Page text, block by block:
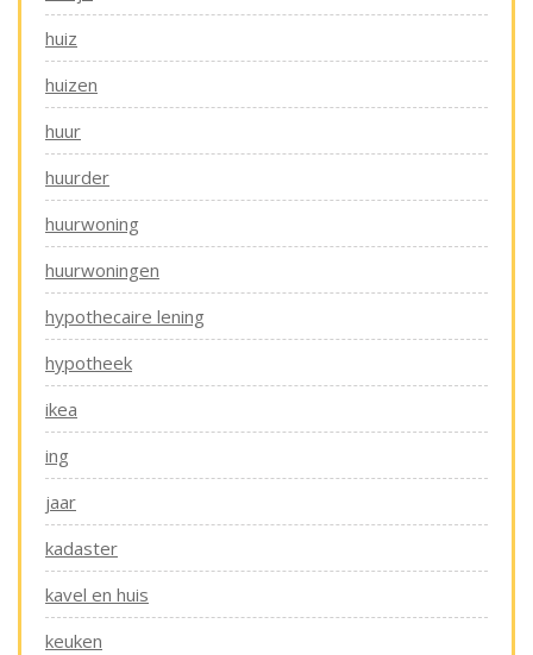
huiz
huizen
huur
huurder
huurwoning
huurwoningen
hypothecaire lening
hypotheek
ikea
ing
jaar
kadaster
kavel en huis
keuken